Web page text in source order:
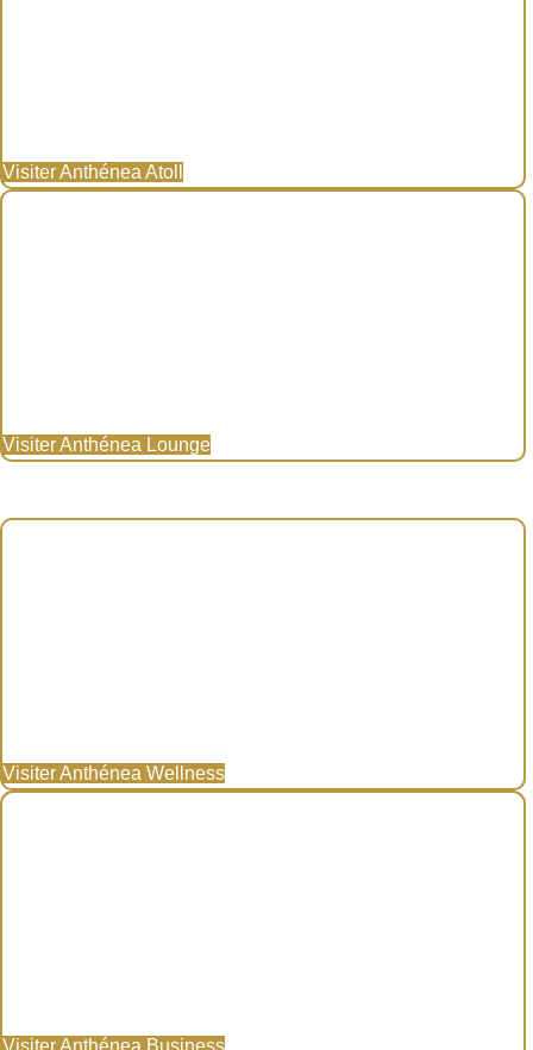
Visiter Anthénea Atoll
Visiter Anthénea Lounge
Visiter Anthénea Wellness
Visiter Anthénea Business